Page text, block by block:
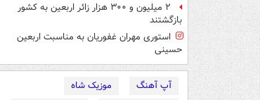
۲ میلیون و ۳۰۰ هزار زائر اربعین به کشور
بازگشتند
استوری مهران غفوریان به مناسبت اربعین
حسینی
آپ آهنگ موزیک شاه